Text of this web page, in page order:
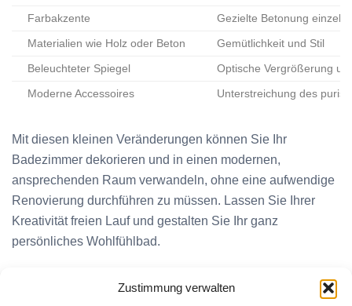
Zustimmung verwalten
Farbakzente Gezielte Betonung
Materialien wie Holz oder Beton Gemütlichkeit und Stil
Beleuchteter Spiegel Optische Vergrößerung
Moderne Accessoires Unterstreichung des
Mit diesen kleinen Veränderungen können Sie Ihr
Badezimmer dekorieren und in einen modernen,
ansprechenden Raum verwandeln, ohne eine aufwendige
Renovierung durchführen zu müssen. Lassen Sie Ihrer
Kreativität freien Lauf und gestalten Sie Ihr ganz
persönliches Wohlfühlbad.